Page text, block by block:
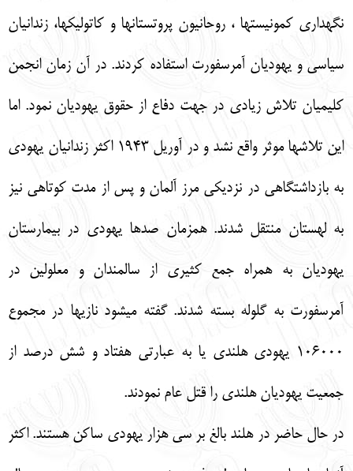
نگهداري كمونيست‏ها ، روحانيون پروتستان‏ها و كاتوليك‏ها، زندانيان
سياسي و يهوديان آمرسفورت استفاده كردند. در آن زمان انجمن
كليميان تلاش زيادي در جهت دفاع از حقوق يهوديان نمود. اما
اين تلاش‏ها موثر واقع نشد و در آوريل 1943 اكثر زندانيان يهودي
به بازداشتگاهي در نزديكي مرز آلمان و پس از مدت كوتاهي نيز
به لهستان منتقل شدند. همزمان صدها يهودي در بيمارستان
يهوديان به همراه جمع كثيري از سالمندان و معلولين در
آمرسفورت به گلوله بسته شدند. گفته مي‏شود نازي‏ها در مجموع
106000 يهودي هلندي يا به عبارتي هفتاد و شش درصد از
جمعيت يهوديان هلندي را قتل عام نمودند.
در حال حاضر در هلند بالغ بر سي هزار يهودي ساكن هستند. اكثر